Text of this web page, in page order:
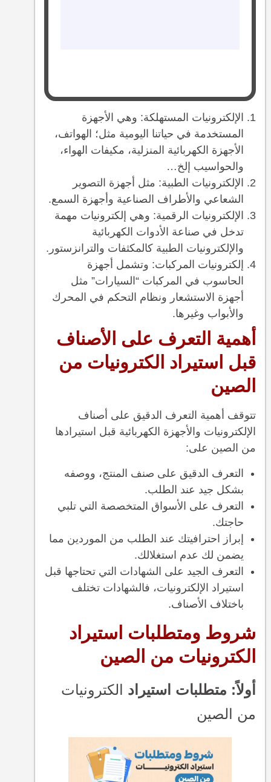
الإلكترونيات المستهلكة: وهي الأجهزة
المستخدمة في حياتنا اليومية مثل؛ الهواتف،
الأجهزة الكهربائية المنزلية، مكيفات الهواء،
والحواسيب إلخ…
الإلكترونيات الطبية: مثل أجهزة التصوير
الشعاعي والأطراف الصناعية وأجهزة السمع.
الإلكترونيات الرقمية: وهي إلكترونيات مهمة
تدخل في صناعة الأدوات الكهربائية
والإلكترونيات الطبية كالمكثفات والترانزستور.
إلكترونيات المركبات: وتشمل أجهزة
الحاسوب في المركبات “السيارات” مثل
أجهزة الاستشعار ونظام التحكم في المحرك
والأبواب وغيرها.
أهمية التعرف على الأصناف
قبل استيراد الكترونيات من
الصين
تتوقف أهمية التعرف الدقيق على أصناف
الإلكترونيات والأجهزة الكهربائية قبل استيرادها
من الصين على:
التعرف الدقيق على صنف المنتج، ووصفه
بشكل جيد عند الطلب.
التعرف على الأسواق المتخصصة التي تلبي
حاجتك.
إبراز احترافيتك عند الطلب من الموردين مما
يضمن لك عدم استغلالك.
التعرف الجيد على الشهادات التي تحتاجها قبل
استيراد الإلكترونيات، فالشهادات تختلف
باختلاف الأصناف.
شروط ومتطلبات استيراد
الكترونيات من الصين
أولاً: متطلبات استيراد
الكترونيات
من الصين